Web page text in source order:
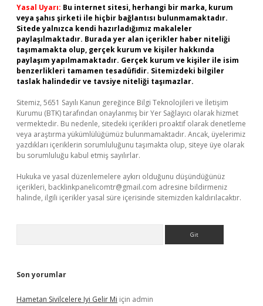
Yasal Uyarı: Bu internet sitesi, herhangi bir marka, kurum
veya şahıs şirketi ile hiçbir bağlantısı bulunmamaktadır.
Sitede yalnızca kendi hazırladığımız makaleler
paylaşılmaktadır. Burada yer alan içerikler haber niteliği
taşımamakta olup, gerçek kurum ve kişiler hakkında
paylaşım yapılmamaktadır. Gerçek kurum ve kişiler ile isim
benzerlikleri tamamen tesadüfidir. Sitemizdeki bilgiler
taslak halindedir ve tavsiye niteliği taşımazlar.
Sitemiz, 5651 Sayılı Kanun gereğince Bilgi Teknolojileri ve İletişim
Kurumu (BTK) tarafından onaylanmış bir Yer Sağlayıcı olarak hizmet
vermektedir. Bu nedenle, sitedeki içerikleri proaktif olarak denetleme
veya araştırma yükümlülüğümüz bulunmamaktadır. Ancak, üyelerimiz
yazdıkları içeriklerin sorumluluğunu taşımakta olup, siteye üye olarak
bu sorumluluğu kabul etmiş sayılırlar.
Hukuka ve yasal düzenlemelere aykırı olduğunu düşündüğünüz
içerikleri, backlinkpanelicomtr@gmail.com adresine bildirmeniz
halinde, ilgili içerikler yasal süre içerisinde sitemizden kaldırılacaktır.
Son yorumlar
Hametan Sivilcelere Iyi Gelir Mi için admin